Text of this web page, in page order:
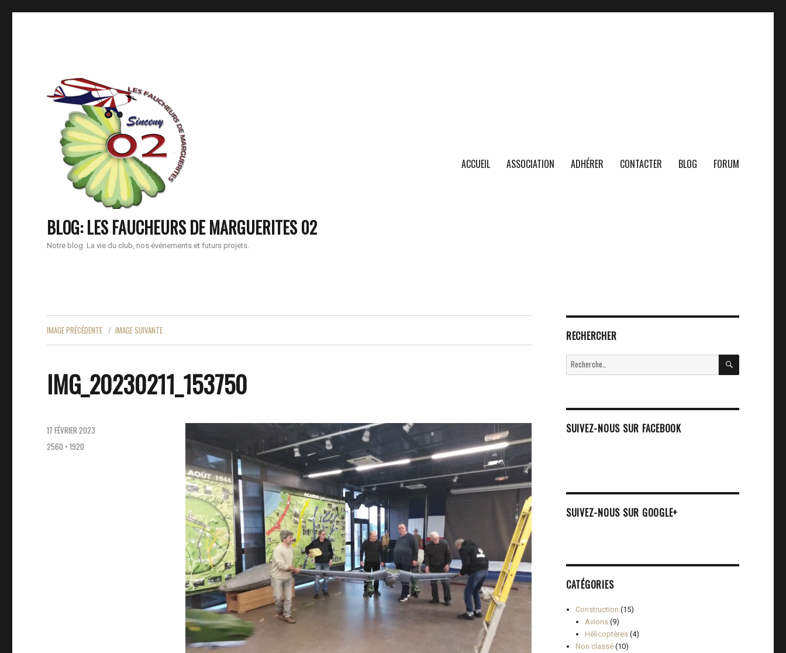
BLOG: LES FAUCHEURS DE MARGUERITES 02
Notre blog. La vie du club, nos événements et futurs projets.
ACCUEIL ASSOCIATION ADHÉRER CONTACTER BLOG FORUM
IMAGE PRÉCÉDENTE IMAGE SUIVANTE
IMG_20230211_153750
PUBLIÉ
LE
17 FÉVRIER 2023
TAILLE
2560 × 1920
RECHERCHER
Recherche
pour :
RECHERCHE
SUIVEZ-NOUS SUR FACEBOOK
SUIVEZ-NOUS SUR GOOGLE+
CATÉGORIES
Construction (15)
Avions (9)
Hélicoptères (4)
Non classé (10)